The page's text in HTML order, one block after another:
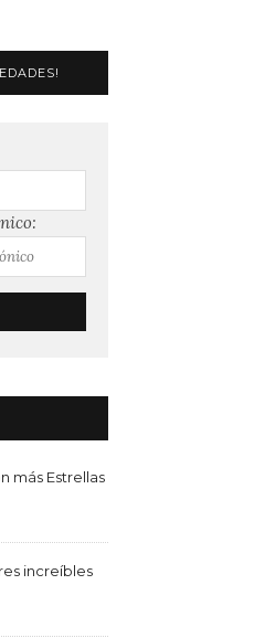
más Estrellas
increíbles